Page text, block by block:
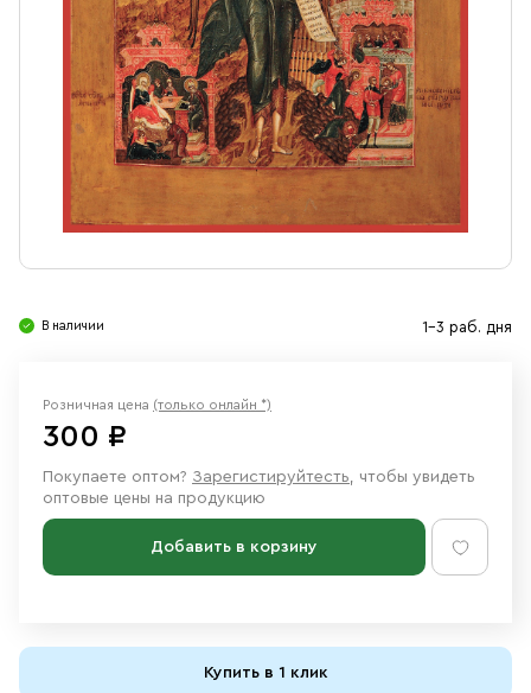
Ювелирные изделия
В наличии 1-3 раб. дня
Розничная цена (только онлайн *)
300 ₽
Покупаете оптом? Зарегистируйтесть, чтобы увидеть
оптовые цены на продукцию
Добавить в корзину
Купить в 1 клик